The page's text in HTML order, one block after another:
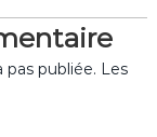
pas publiée. Les